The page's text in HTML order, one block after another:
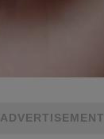
ADVERTISEMENT